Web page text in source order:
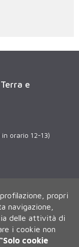
e
orario 12-13)
propri
navigazione,
delle attività di
i cookie non
“Solo cookie